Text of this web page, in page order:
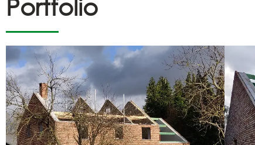
Portfolio